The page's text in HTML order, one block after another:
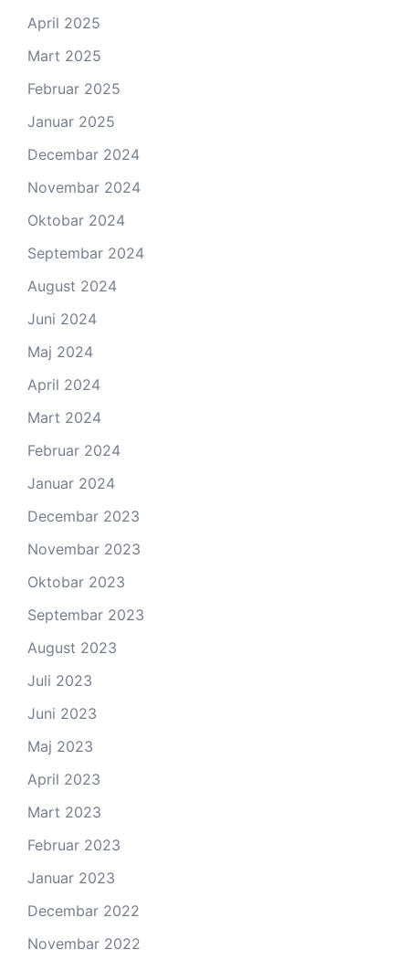
April 2025
Mart 2025
Februar 2025
Januar 2025
Decembar 2024
Novembar 2024
Oktobar 2024
Septembar 2024
August 2024
Juni 2024
Maj 2024
April 2024
Mart 2024
Februar 2024
Januar 2024
Decembar 2023
Novembar 2023
Oktobar 2023
Septembar 2023
August 2023
Juli 2023
Juni 2023
Maj 2023
April 2023
Mart 2023
Februar 2023
Januar 2023
Decembar 2022
Novembar 2022